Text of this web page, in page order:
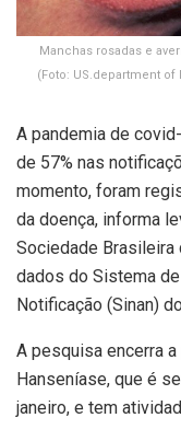
Manchas rosadas e
(Foto: US.department
A pandemia de
de 57% nas
momento, foram
da doença, informa
Sociedade Brasileira
dados do Sistema
Notificação (Sinan)
A pesquisa encerra
Hanseníase, que é
janeiro, e tem